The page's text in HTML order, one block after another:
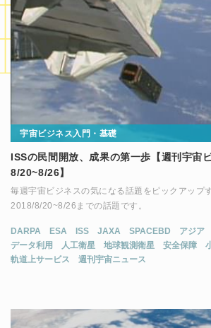
宇宙ビジネス入門・基礎
ISSの民間開放、成果の第一歩【週刊宇宙
8/20~8/26】
毎週宇宙ビジネスの気になる話題をピックアップ
2018/8/20~8/26までの話題です。
DARPA ESA ISS JAXA SPACEBD アジア
データ利用
人工衛星 地球観測衛星 安全保障
軌道上サービス
週刊宇宙ニュース